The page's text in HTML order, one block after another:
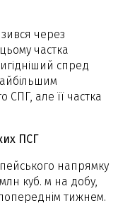
через
частка
спред
але її частка
ПСГ
напрямку
куб. м на добу,
тижнем.